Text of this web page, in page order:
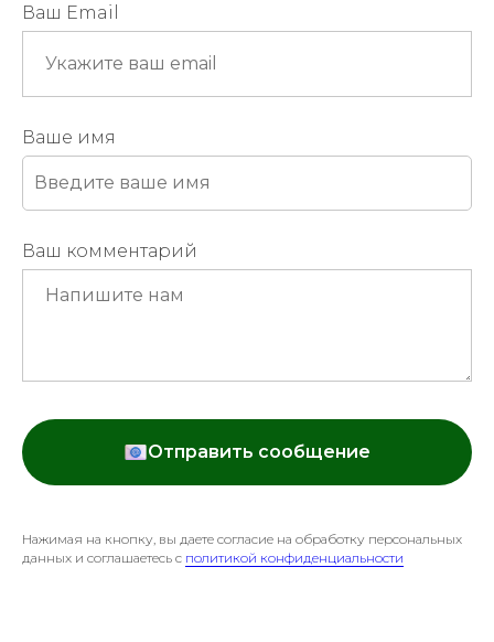
Ваш Email
Ваше имя
Ваш комментарий
Отправить сообщение
Нажимая на кнопку, вы даете согласие на обработку персональных
данных и соглашаетесь c политикой конфиденциальности